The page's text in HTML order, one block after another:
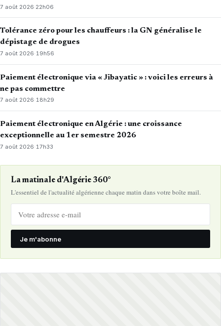
7 août 2026·22h06
Tolérance zéro pour les chauffeurs : la GN généralise le
dépistage de drogues
7 août 2026·19h56
Paiement électronique via « Jibayatic » : voici les erreurs à
ne pas commettre
7 août 2026·18h29
Paiement électronique en Algérie : une croissance
exceptionnelle au 1er semestre 2026
7 août 2026· 17h33
La matinale d'Algérie 360°
L'essentiel de l'actualité algérienne chaque matin dans votre boîte mail.
Je m'abonne